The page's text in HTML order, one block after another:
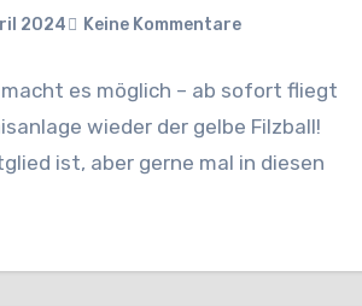
2024 Keine Kommentare
es möglich – ab sofort fliegt
wieder der gelbe Filzball!
ist, aber gerne mal in diesen